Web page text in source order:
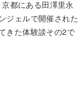
都にある田澤里永
ジェルで開催された
きた体験談その2で